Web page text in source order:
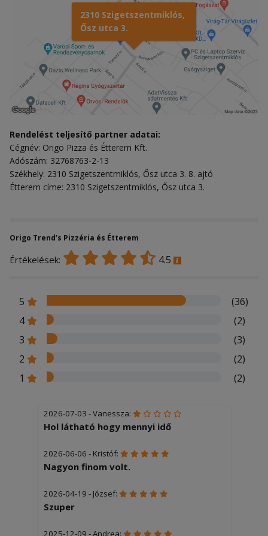
2310 Szigetszentmiklós,
Ősz utca 3.
Rendelést teljesítő partner adatai:
Cégnév: Origo Pizza és Étterem Kft.
Adószám: 32768763-2-13
Székhely: 2310 Szigetszentmiklós, Ősz utca 3. 8. ajtó
Étterem címe: 2310 Szigetszentmiklós, Ősz utca 3.
Origo Trend’s Pizzéria és Étterem
Értékelések: 4.5
5
(36)
4
(2)
3
(3)
2
(2)
1
(2)
2026-07-03 - Vanessza:
Hol látható hogy mennyi idő
2026-06-06 - Kristóf:
Nagyon finom volt.
2026-04-19 - József:
Szuper
2025-12-09 - Andrea: